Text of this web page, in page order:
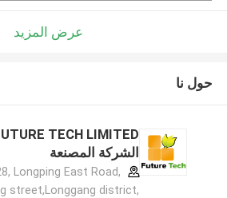
عرض المزيد
حول نا
الشركة المصنعة
Longping East Road,
street,Longgang district,